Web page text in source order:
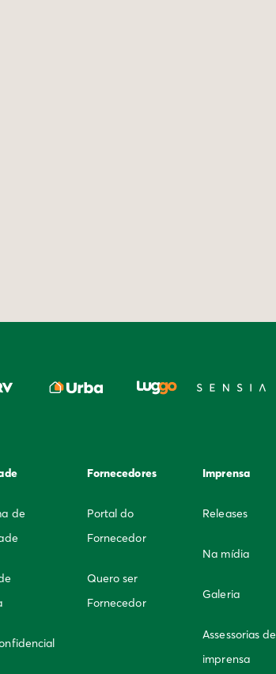
de
Fornecedores
Portal do
Fornecedor
Quero ser
Fornecedor
Imprensa
Releases
Na mídia
Galeria
Assessorias de
imprensa